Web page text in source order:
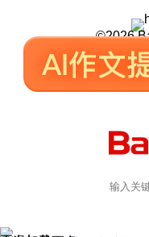
©2026